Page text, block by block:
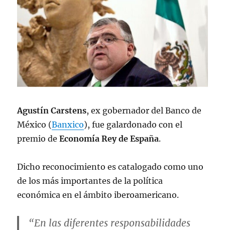
Agustín Carstens, ex gobernador del Banco de
México (Banxico), fue galardonado con el
premio deEconomía Rey de España.
Dicho reconocimiento es catalogado como uno
de los más importantes de la política
económica en el ámbito iberoamericano.
“En las diferentes responsabilidades